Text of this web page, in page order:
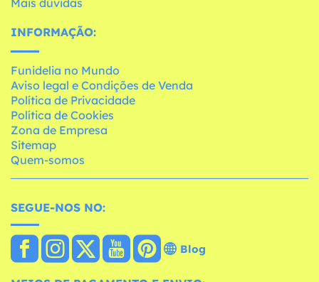
Mais dúvidas
INFORMAÇÃO:
Funidelia no Mundo
Aviso legal e Condições de Venda
Política de Privacidade
Política de Cookies
Zona de Empresa
Sitemap
Quem-somos
SEGUE-NOS NO:
Blog